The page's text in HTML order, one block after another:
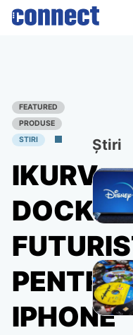
Skip
FEATURED
PRODUSE
STIRI
IKURV:
DOCK
PENTRU
IPHONE
Știri